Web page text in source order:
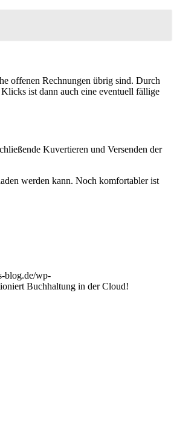
offenen Rechnungen übrig sind. Durch
ist dann auch eine eventuell fällige
Kuvertieren und Versenden der
werden kann. Noch komfortabler ist
blog.de/wp-
Buchhaltung in der Cloud!